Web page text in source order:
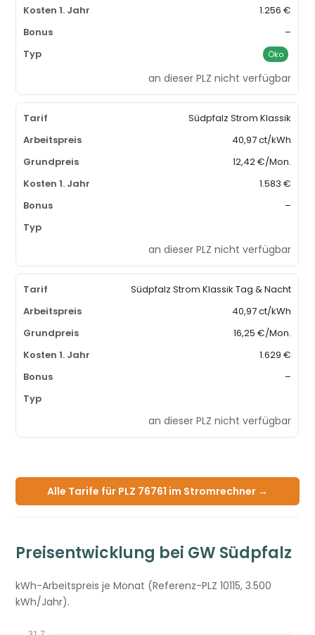
1.256 €
–
Öko
an dieser PLZ nicht verfügbar
Südpfalz Strom Klassik
40,97 ct/kWh
12,42 €/Mon.
1.583 €
–
an dieser PLZ nicht verfügbar
Südpfalz Strom Klassik Tag & Nacht
40,97 ct/kWh
16,25 €/Mon.
1.629 €
–
an dieser PLZ nicht verfügbar
Alle Tarife für PLZ 76761 im Stromrechner →
Preisentwicklung bei GW Südpfalz
kWh-Arbeitspreis je Monat (Referenz-PLZ 10115, 3.500
kWh/Jahr).